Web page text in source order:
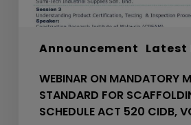
Announcement Latest
ACT
CIDB,
WEBINAR ON MANDATORY
STANDARD FOR
SCHEDULE ACT 520 CIDB,